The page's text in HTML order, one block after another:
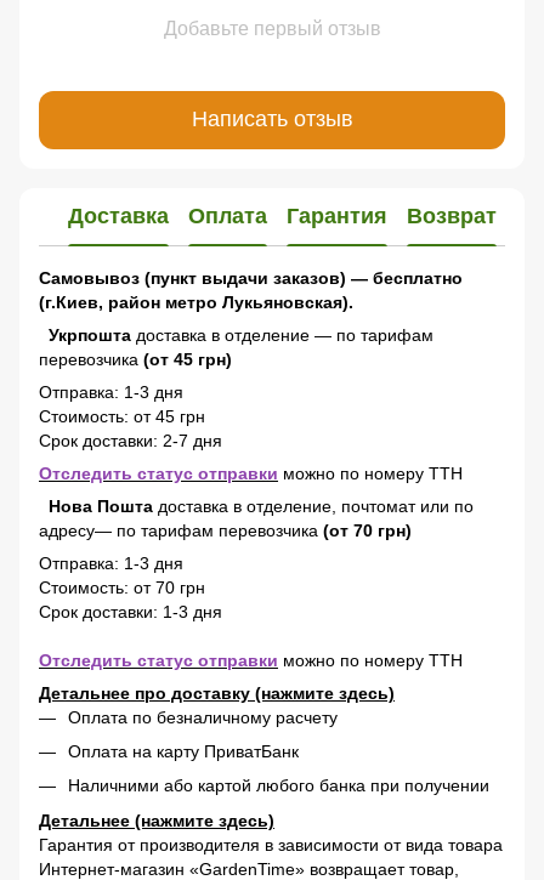
Добавьте первый отзыв
Написать отзыв
Доставка Оплата Гарантия Возврат
Самовывоз (пункт выдачи заказов) — бесплатно
(г.Киев, район метро Лукьяновская).
Укрпошта доставка в отделение — по тарифам
перевозчика (от 45 грн)
Отправка: 1-3 дня
Стоимость: от 45 грн
Срок доставки: 2-7 дня
Отследить статус отправки можно по номеру ТТН
Нова Пошта доставка в отделение, почтомат или по
адресу— по тарифам перевозчика (от 70 грн)
Отправка: 1-3 дня
Стоимость: от 70 грн
Срок доставки: 1-3 дня
Отследить статус отправки можно по номеру ТТН
Детальнее про доставку (нажмите здесь)
Оплата по безналичному расчету
Оплата на карту ПриватБанк
Наличними або картой любого банка при получении
Детальнее (нажмите здесь)
Гарантия от производителя в зависимости от вида товара
Интернет-магазин «GardenTime» возвращает товар,